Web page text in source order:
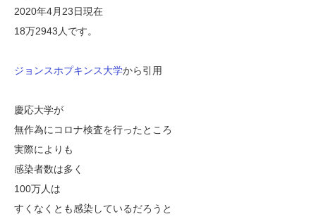
2020年4月23日現在
18万2943人です。
ジョンスホプキンス大学から引用
慶応大学が
無作為にコロナ検査を行ったところ
実際によりも
感染者数は多く
100万人は
すくなくとも感染しているだろうと